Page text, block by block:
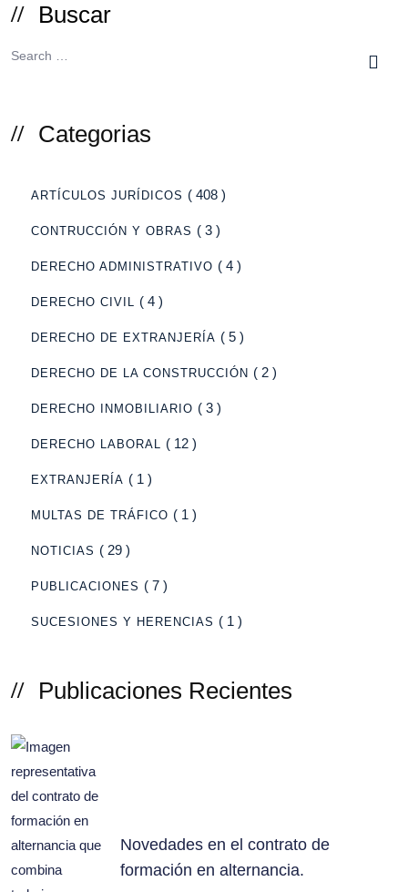
Buscar
Categorias
ARTÍCULOS JURÍDICOS ( 408 )
CONTRUCCIÓN Y OBRAS ( 3 )
DERECHO ADMINISTRATIVO ( 4 )
DERECHO CIVIL ( 4 )
DERECHO DE EXTRANJERÍA ( 5 )
DERECHO DE LA CONSTRUCCIÓN ( 2 )
DERECHO INMOBILIARIO ( 3 )
DERECHO LABORAL ( 12 )
EXTRANJERÍA ( 1 )
MULTAS DE TRÁFICO ( 1 )
NOTICIAS ( 29 )
PUBLICACIONES ( 7 )
SUCESIONES Y HERENCIAS ( 1 )
Publicaciones Recientes
Novedades en el contrato de
formación en alternancia.